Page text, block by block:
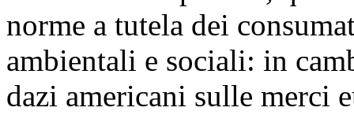
norme a tutela dei
ambientali e sociali: in
dazi americani sulle merci